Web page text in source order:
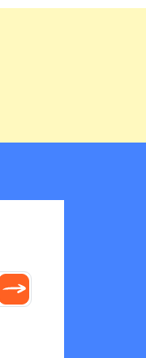
de celles et ceux qui